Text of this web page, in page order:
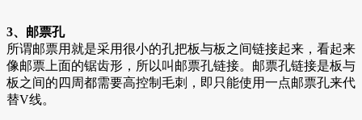
3、邮票孔
所谓邮票用就是采用很小的孔把板与板之间链接起来，看起来
像邮票上面的锯齿形，所以叫邮票孔链接。邮票孔链接是板与
板之间的四周都需要高控制毛刺，即只能使用一点邮票孔来代
替V线。